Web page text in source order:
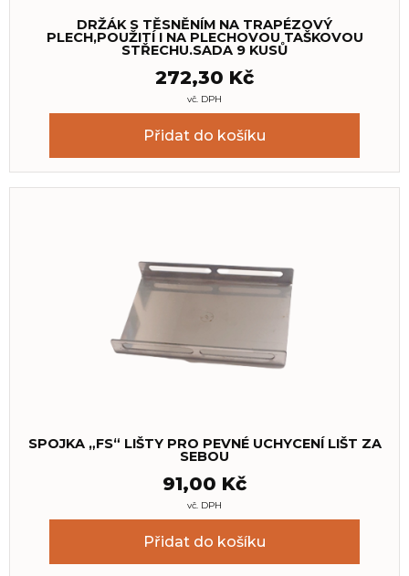
DRŽÁK S TĚSNĚNÍM NA TRAPÉZOVÝ
PLECH,POUŽITÍ I NA PLECHOVOU TAŠKOVOU
STŘECHU.SADA 9 KUSŮ
272,30 Kč
vč. DPH
Přidat do košíku
SPOJKA „FS“ LIŠTY PRO PEVNÉ UCHYCENÍ LIŠT ZA
SEBOU
91,00 Kč
vč. DPH
Přidat do košíku